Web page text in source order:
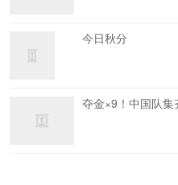
今日秋分
夺金×9！中国队